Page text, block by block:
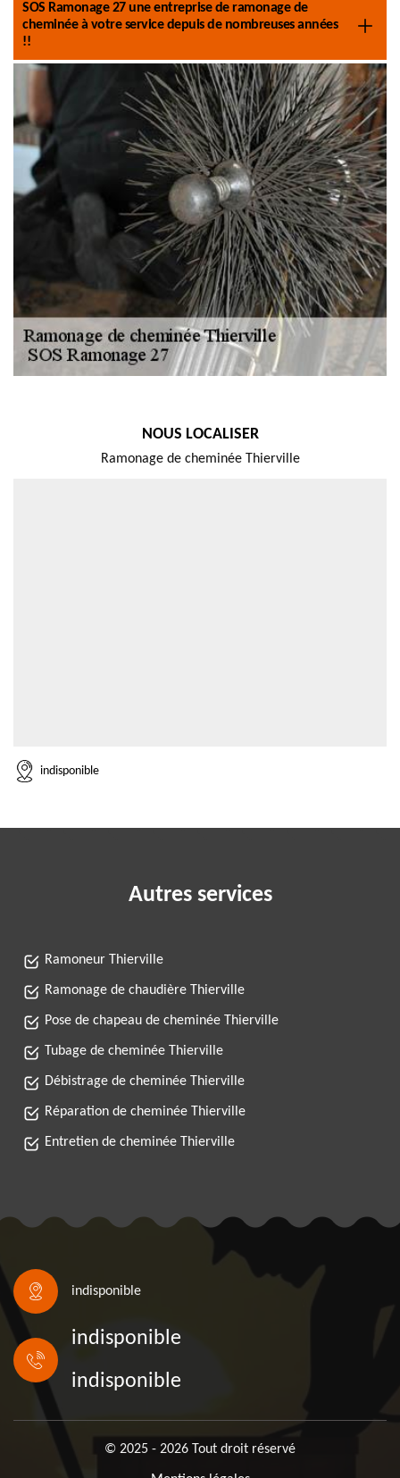
SOS Ramonage 27 une entreprise de ramonage de
cheminée à votre service depuis de nombreuses années
!!
NOUS LOCALISER
Ramonage de cheminée Thierville
indisponible
Autres services
Ramoneur Thierville
Ramonage de chaudière Thierville
Pose de chapeau de cheminée Thierville
Tubage de cheminée Thierville
Débistrage de cheminée Thierville
Réparation de cheminée Thierville
Entretien de cheminée Thierville
indisponible
indisponible
indisponible
© 2025 - 2026 Tout droit réservé